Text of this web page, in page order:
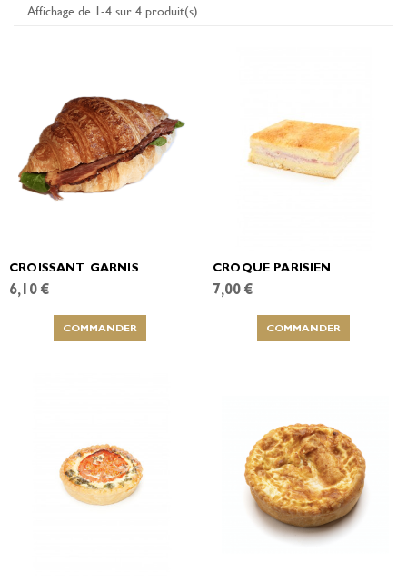
Affichage de 1-4 sur 4 produit(s)
CROISSANT GARNIS
6,10 €
COMMANDER
CROQUE PARISIEN
7,00 €
COMMANDER